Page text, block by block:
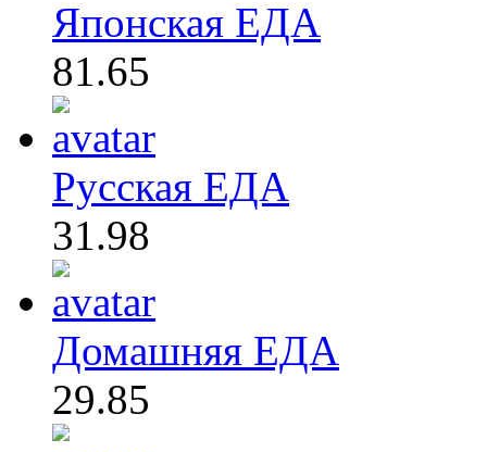
Японская ЕДА
81.65
Русская ЕДА
31.98
Домашняя ЕДА
29.85